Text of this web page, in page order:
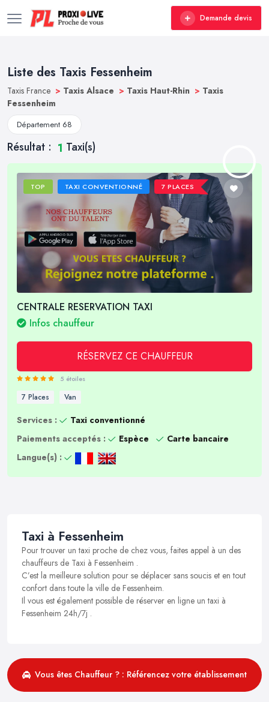
Demande devis
Liste des Taxis Fessenheim
Taxis France > Taxis Alsace > Taxis Haut-Rhin > Taxis
Fessenheim
Département 68
Résultat : 1 Taxi(s)
TOP TAXI CONVENTIONNÉ 7 PLACES
CENTRALE RESERVATION TAXI
Infos chauffeur
RÉSERVEZ CE CHAUFFEUR
5 étoiles
7 Places Van
Services :
Taxi conventionné
Paiements acceptés :
Espèce
Carte bancaire
Langue(s) :
Taxi à Fessenheim
Pour trouver un taxi proche de chez vous, faites appel à un des
chauffeurs de Taxi à Fessenheim .
C’est la meilleure solution pour se déplacer sans soucis et en tout
confort dans toute la ville de Fessenheim.
Il vous est également possible de réserver en ligne un taxi à
Fessenheim 24h/7j .
Vous êtes Chauffeur ? : Référencez votre établissement